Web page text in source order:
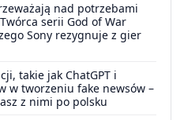
nad potrzebami
serii God of War
Sony rezygnuje z gier
takie jak ChatGPT i
w tworzeniu fake newsów –
z nimi po polsku